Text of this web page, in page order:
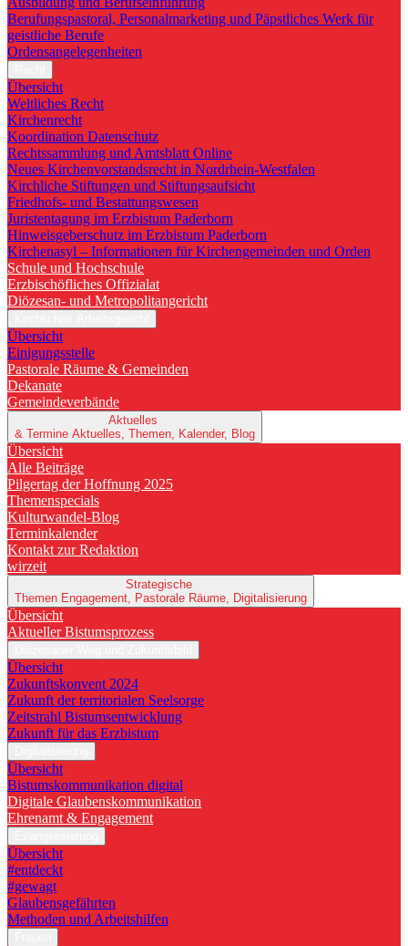
Berufungspastoral, Personalmarketing und Päpstliches Werk für
geistliche Berufe
Ordensangelegenheiten
Übersicht
Weltliches Recht
Kirchenrecht
Koordination Datenschutz
Rechtssammlung und Amtsblatt Online
Neues Kirchenvorstandsrecht in Nordrhein-Westfalen
Kirchliche Stiftungen und Stiftungsaufsicht
Friedhofs- und Bestattungswesen
Juristentagung im Erzbistum Paderborn
Hinweisgeberschutz im Erzbistum Paderborn
Kirchenasyl – Informationen für Kirchengemeinden und Orden
Schule und Hochschule
Erzbischöfliches Offizialat
Diözesan- und Metropolitangericht
Übersicht
Einigungsstelle
Pastorale Räume & Gemeinden
Dekanate
Gemeindeverbände
Aktuelles
& Termine Aktuelles, Themen, Kalender, Blog
Übersicht
Alle Beiträge
Pilgertag der Hoffnung 2025
Themenspecials
Kulturwandel-Blog
Terminkalender
Kontakt zur Redaktion
wirzeit
Strategische
Themen Engagement, Pastorale Räume, Digitalisierung
Übersicht
Aktueller Bistumsprozess
Übersicht
Zukunftskonvent 2024
Zukunft der territorialen Seelsorge
Zeitstrahl Bistumsentwicklung
Zukunft für das Erzbistum
Übersicht
Bistumskommunikation digital
Digitale Glaubenskommunikation
Ehrenamt & Engagement
Übersicht
#entdeckt
#gewagt
Glaubensgefährten
Methoden und Arbeitshilfen